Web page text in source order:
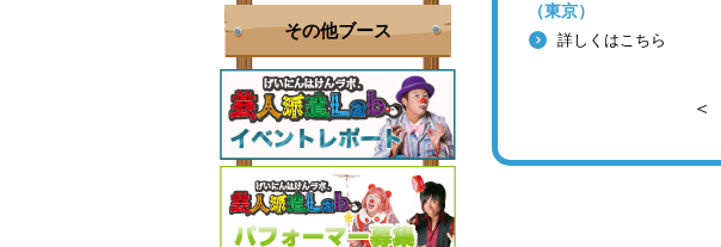
（東京）
詳しくはこちら
その他ブース